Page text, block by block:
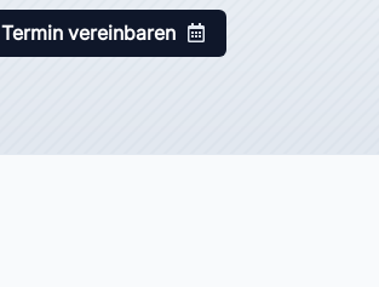
Termin vereinbaren